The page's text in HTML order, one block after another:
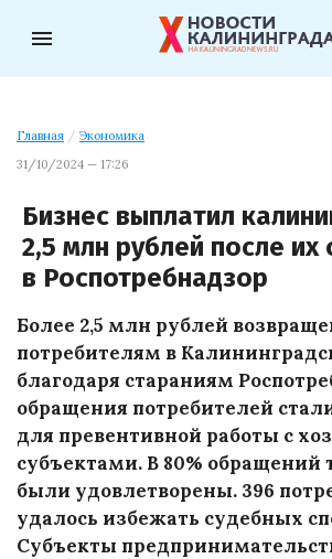
menu
Главная / Экономика
31/10/2024 — 17:26
Бизнес выплатил
2,5 млн рублей после
в Роспотребнадзор
Более 2,5 млн рублей
потребителям в
благодаря стараниям
обращения потребителей
для превентивной работы с
субъектами. В 80% обращений
были удовлетворены. 396
удалось избежать судебных
Субъекты